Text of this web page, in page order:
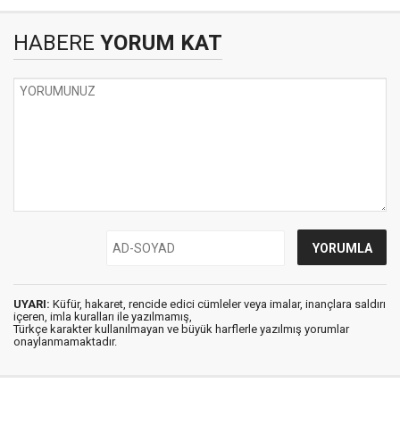
HABERE YORUM KAT
UYARI: Küfür, hakaret, rencide edici cümleler veya imalar, inançlara saldırı
içeren, imla kuralları ile yazılmamış,
Türkçe karakter kullanılmayan ve büyük harflerle yazılmış yorumlar
onaylanmamaktadır.